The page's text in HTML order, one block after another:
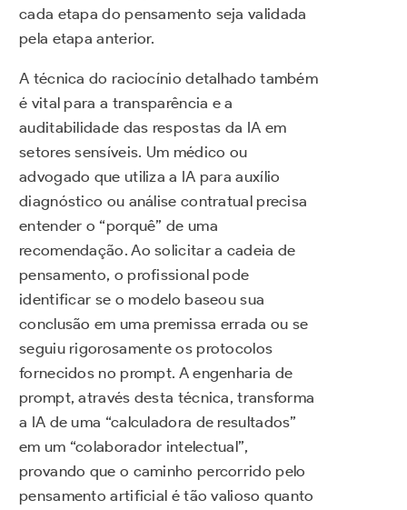
cada etapa do pensamento seja validada
pela etapa anterior.
A técnica do raciocínio detalhado também
é vital para a transparência e a
auditabilidade das respostas da IA em
setores sensíveis. Um médico ou
advogado que utiliza a IA para auxílio
diagnóstico ou análise contratual precisa
entender o “porquê” de uma
recomendação. Ao solicitar a cadeia de
pensamento, o profissional pode
identificar se o modelo baseou sua
conclusão em uma premissa errada ou se
seguiu rigorosamente os protocolos
fornecidos no prompt. A engenharia de
prompt, através desta técnica, transforma
a IA de uma “calculadora de resultados”
em um “colaborador intelectual”,
provando que o caminho percorrido pelo
pensamento artificial é tão valioso quanto